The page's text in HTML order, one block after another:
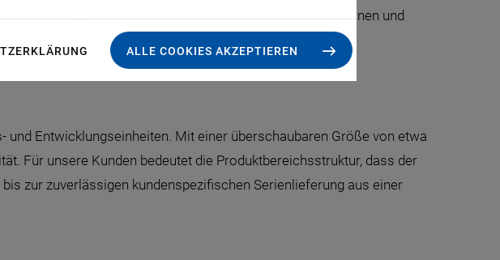
ALLE COOKIES AKZEPTIEREN
sowie die von unseren Partnern geforderten Spezifikationen und
und Entwicklungseinheiten. Mit einer überschaubaren Größe von etwa
Für unsere Kunden bedeutet die Produktbereichsstruktur, dass der
zur zuverlässigen kundenspezifischen Serienlieferung aus einer